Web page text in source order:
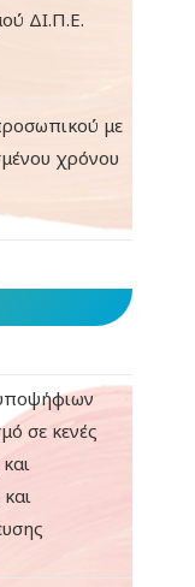
ΔΙ.Π.Ε.
με
χρόνου
σε κενές